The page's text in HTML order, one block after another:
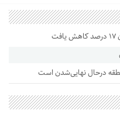
درحال نهایی‌شدن است